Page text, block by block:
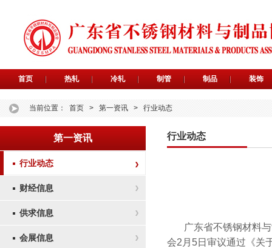
首页 热轧 冷轧 制管 制品 装饰
当前位置： 首页 > 第一资讯 > 行业动态
第一资讯
行业动态
财经信息
供求信息
会展信息
行业动态
广东省不锈钢材料
会2月5日审议通过《关